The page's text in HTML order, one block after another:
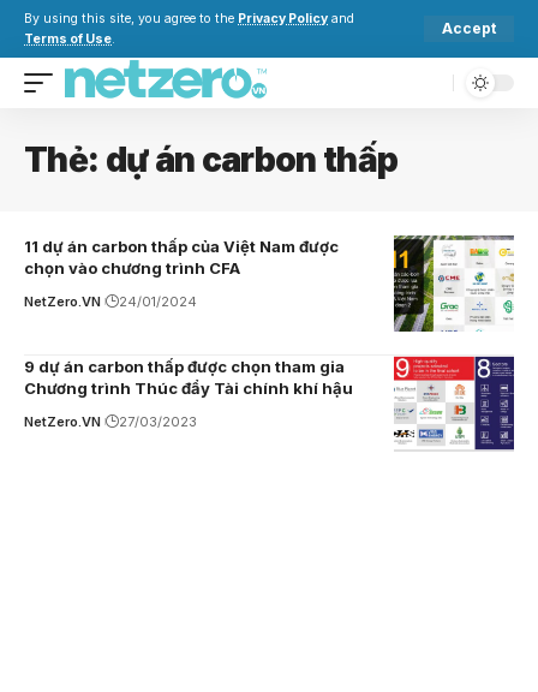
By using this site, you agree to the Privacy Policy and
Terms of Use.
Accept
Thẻ: dự án carbon thấp
11 dự án carbon thấp của Việt Nam được
chọn vào chương trình CFA
NetZero.VN 24/01/2024
9 dự án carbon thấp được chọn tham gia
Chương trình Thúc đẩy Tài chính khí hậu
NetZero.VN 27/03/2023